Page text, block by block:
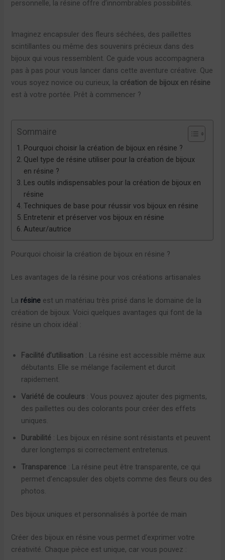
personnelle, la résine offre d’innombrables possibilités.
Imaginez encapsuler des fleurs séchées, des paillettes
scintillantes ou même des souvenirs précieux dans des
bijoux qui vous ressemblent. Ce guide vous accompagnera
pas à pas pour vous lancer dans cette aventure créative. Que
vous soyez novice ou curieux, la création de bijoux en résine
est à votre portée. Prêt à commencer ?
Sommaire
Pourquoi choisir la création de bijoux en résine ?
Quel type de résine utiliser pour la création de bijoux
en résine ?
Les outils indispensables pour la création de bijoux en
résine
Techniques de base pour réussir vos bijoux en résine
Entretenir et préserver vos bijoux en résine
Auteur/autrice
Pourquoi choisir la création de bijoux en résine ?
Les avantages de la résine pour vos créations artisanales
La résine est un matériau très prisé dans le domaine de la
création de bijoux. Voici quelques avantages qui font de la
résine un choix idéal :
Facilité d’utilisation : La résine est accessible même aux
débutants. Elle se mélange facilement et durcit
rapidement.
Variété de couleurs : Vous pouvez ajouter des pigments,
des paillettes ou des colorants pour créer des effets
uniques.
Durabilité : Les bijoux en résine sont résistants et peuvent
durer longtemps si correctement entretenus.
Transparence : La résine peut être transparente, ce qui
permet d’encapsuler des objets comme des fleurs ou des
photos.
Des bijoux uniques et personnalisés à portée de main
Créer des bijoux en résine vous permet d’exprimer votre
créativité. Chaque pièce est unique, car vous pouvez :